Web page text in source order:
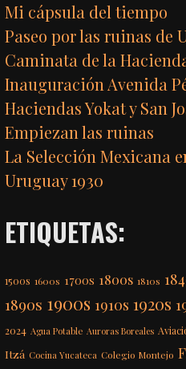
Mi cápsula del tiempo
Paseo por las ruinas de
Caminata de la
Inauguración Avenida
Haciendas Yokat y San
Empiezan las ruinas
La Selección Mexicana
Uruguay 1930
ETIQUETAS:
1500s 1600s 1700s 1800s 1810s
1890s 1900s 1910s 1920s
2024 Agua Potable Auroras Boreales
Itzá Cocina Yucateca Colegio Montejo